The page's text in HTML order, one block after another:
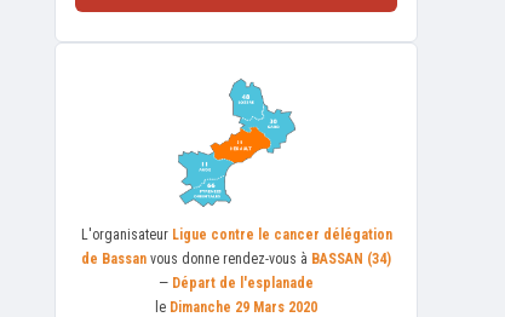
L'organisateur Ligue contre le cancer délégation
de Bassan vous donne rendez-vous à BASSAN (34)
— Départ de l'esplanade
le Dimanche 29 Mars 2020